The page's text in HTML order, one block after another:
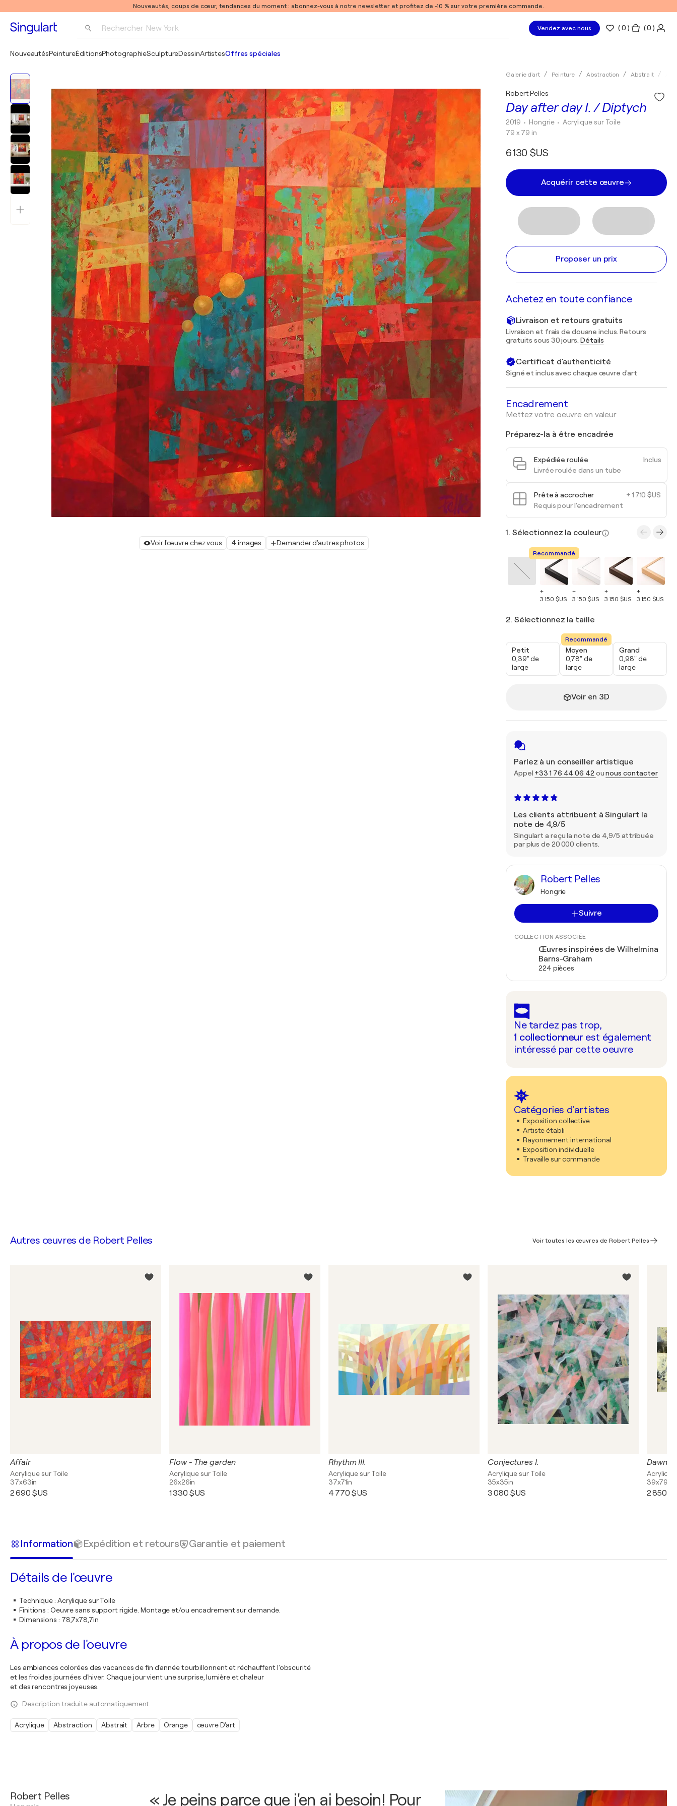
Nouveautés, coups de cœur, tendances du moment : abonnez-vous à notre newsletter et profitez de -10 % sur votre première commande.
Rechercher New York
Pablo Picasso
Vendez avec nous (0 ) ( 0 )
NouveautésPeintureÉditionsPhotographieSculptureDessinArtistesOffres spéciales
Voir l'œuvre chez vous 4 images Demander d'autres photos
Galerie d'art Peinture Abstraction Abstrait
Day after day I. / Diptych
Robert Pelles
2019 • Hongrie • Acrylique sur Toile
79 x 79 in
6 130 $US
Acquérir cette œuvre
Proposer un prix
Achetez en toute confiance
Livraison et retours gratuits
Livraison et frais de douane inclus. Retours
gratuits sous 30 jours. Détails
Certificat d'authenticité
Signé et inclus avec chaque œuvre d'art
Encadrement
Mettez votre oeuvre en valeur
Préparez-la à être encadrée
Inclus
Expédiée roulée
Livrée roulée dans un tube
+ 1 710 $US
Prête à accrocher
Requis pour l'encadrement
1. Sélectionnez la couleur
Recommandé
+
3 150 $US
+
3 150 $US
+
3 150 $US
+
3 150 $US
2. Sélectionnez la taille
Petit
0,39" de
large
Recommandé
Moyen
0,78" de
large
Grand
0,98" de
large
Voir en 3D
Parlez à un conseiller artistique
Appel +33 1 76 44 06 42 ounous contacter
Les clients attribuent à Singulart la
note de 4,9/5
Singulart a reçu la note de 4,9/5 attribuée
par plus de 20 000 clients.
Robert Pelles
Hongrie
Suivre
COLLECTION ASSOCIÉE
Œuvres inspirées de Wilhelmina
Barns-Graham
224 pièces
Ne tardez pas trop,
1 collectionneur est également
intéressé par cette oeuvre
Catégories d'artistes
Exposition collective
Artiste établi
Rayonnement international
Exposition individuelle
Travaille sur commande
Autres œuvres de Robert Pelles Voir toutes les œuvres de Robert Pelles
Affair
Acrylique sur Toile
37x63in
2 690 $US
Flow - The garden
Acrylique sur Toile
26x26in
1 330 $US
Rhythm III.
Acrylique sur Toile
37x71in
4 770 $US
Conjectures I.
Acrylique sur Toile
35x35in
3 080 $US
Dawn
39x79in
2 850
Information Expédition et retours Garantie et paiement
Détails de l'œuvre
Technique: Acrylique sur Toile
Finitions : Oeuvre sans support rigide. Montage et/ou encadrement sur demande.
Dimensions : 78,7x78,7in
À propos de l'oeuvre
Les ambiances colorées des vacances de fin d'année tourbillonnent et réchauffent l'obscurité
et les froides journées d'hiver. Chaque jour vient une surprise, lumière et chaleur
et des rencontres joyeuses.
Description traduite automatiquement.
Acrylique Abstraction Abstrait Arbre Orange œuvre D'art
Robert Pelles « Je peins parce que j'en ai besoin! Pour